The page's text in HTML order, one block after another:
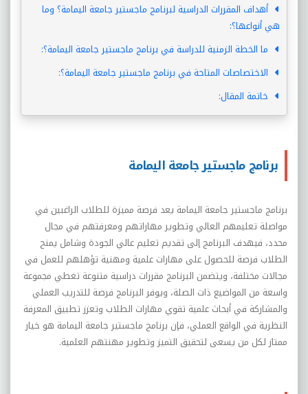
أهداف المقررات الدراسية لبرنامج ماجستير جامعة اليمامة؟ وما
هي أنواعها؟:
ما الخطة الزمنية للدراسة في برنامج ماجستير جامعة اليمامة؟:
الاختصاصات المتاحة في برنامج ماجستير جامعة اليمامة؟:
خاتمة المقال:
برنامج ماجستير جامعة اليمامة
برنامج ماجستير جامعة اليمامة يعد فرصة مميزة للطلاب الراغبين في
مواصلة تعليمهم العالي وتطوير مهاراتهم ومعرفتهم في مجال
محدد، فيهدف البرنامج إلى تقديم تعليم عالي الجودة وشامل يمنح
الطلاب فرصة للحصول على مهارات علمية ومهنية تؤهلهم للعمل في
مجالات مختلفة، ويتضمن البرنامج مقررات دراسية متنوعة تغطي مجموعة
واسعة من المواضيع ذات الصلة، ويوفر البرنامج فرصة للتدريب العملي
والمشاركة في أبحاث علمية تقوي مهارات الطلاب وتعزز تطبيق المعرفة
النظرية في الواقع العملي، فإن برنامج ماجستير جامعة اليمامة هو خيار
ممتاز لكل من يسعى لتحقيق التميز وتطوير مهنتهم العلمية.